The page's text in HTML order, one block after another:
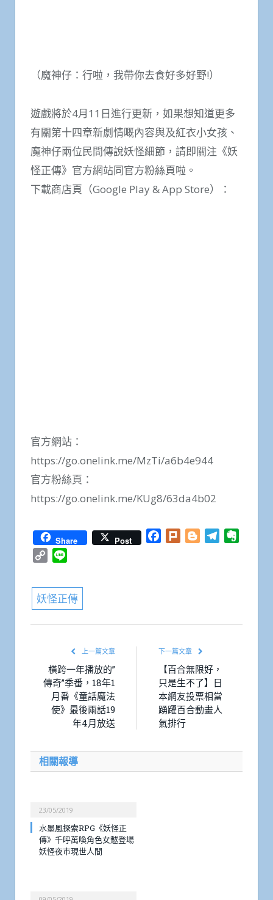
（魔神仔：行啦，我帶你去食好多好野!）
遊戲將於4月11日進行更新，如果想知道更多
有關第十四章新劇情嘅內容與及紅衣小女孩、
魔神仔兩位民間傳說妖怪細節，請即關注《妖
怪正傳》官方網站同官方粉絲頁啦。
下載商店頁（Google Play & App Store）：
官方網站：
https://go.onelink.me/MzTi/a6b4e944
官方粉絲頁：
https://go.onelink.me/KUg8/63da4b02
Share Post Facebook
Plurk BloggerTelegram
Copy
妖怪正傳
上一篇文章
橫跨一年播放的”
傳奇”季番，18年1
月番《童話魔法
使》最後兩話19
年4月放送
下一篇文章
【百合無限好，
只是生不了】日
本網友投票相當
踴躍百合動畫人
氣排行
相關報導
23/05/2019
水墨風探索RPG《妖怪正
傳》千呼萬喚角色女魃登場
妖怪夜市現世人間